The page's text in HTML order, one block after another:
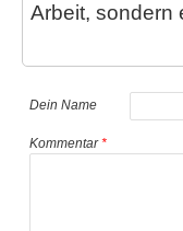
Arbeit, sondern
Dein Name
Kommentar*